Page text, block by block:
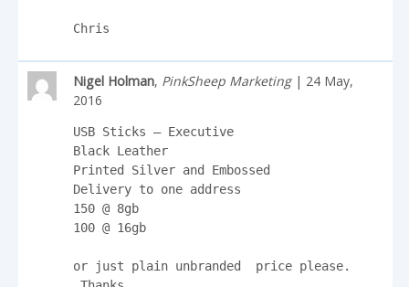
Chris
Nigel Holman, PinkSheep Marketing| 24 May,
2016
USB Sticks – Executive
Black Leather
Printed Silver and Embossed
Delivery to one address
150 @ 8gb
100 @ 16gb
or just plain unbranded  price please.